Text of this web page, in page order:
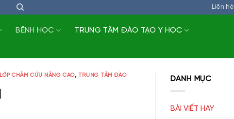
Liên hệ
BỆNH HỌC
TRUNG TÂM ĐÀO TẠO Y HỌC
LỚP CHÂM CỨU NÂNG CAO, TRUNG TÂM ĐÀO
DANH MỤC
BÀI VIẾT HAY